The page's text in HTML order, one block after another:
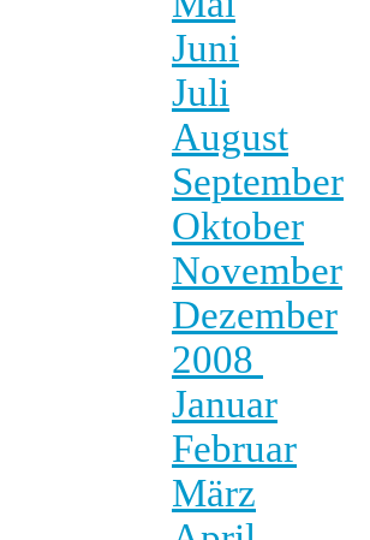
Juni
Juli
August
September
Oktober
November
Dezember
2008
Januar
Februar
März